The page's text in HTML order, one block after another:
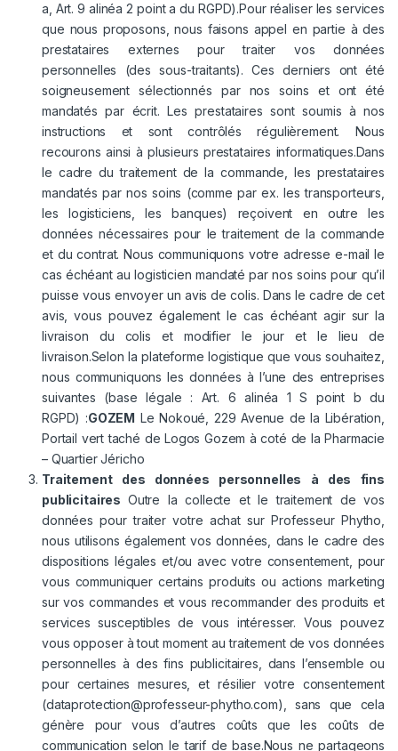
a, Art. 9 alinéa 2 point a du RGPD).Pour réaliser les services
que nous proposons, nous faisons appel en partie à des
prestataires externes pour traiter vos données
personnelles (des sous-traitants). Ces derniers ont été
soigneusement sélectionnés par nos soins et ont été
mandatés par écrit. Les prestataires sont soumis à nos
instructions et sont contrôlés régulièrement. Nous
recourons ainsi à plusieurs prestataires informatiques.Dans
le cadre du traitement de la commande, les prestataires
mandatés par nos soins (comme par ex. les transporteurs,
les logisticiens, les banques) reçoivent en outre les
données nécessaires pour le traitement de la commande
et du contrat. Nous communiquons votre adresse e-mail le
cas échéant au logisticien mandaté par nos soins pour qu’il
puisse vous envoyer un avis de colis. Dans le cadre de cet
avis, vous pouvez également le cas échéant agir sur la
livraison du colis et modifier le jour et le lieu de
livraison.Selon la plateforme logistique que vous souhaitez,
nous communiquons les données à l’une des entreprises
suivantes (base légale : Art. 6 alinéa 1 S point b du
RGPD) :GOZEM Le Nokoué, 229 Avenue de la Libération,
Portail vert taché de Logos Gozem à coté de la Pharmacie
– Quartier Jéricho
Traitement des données personnelles à des fins
publicitaires Outre la collecte et le traitement de vos
données pour traiter votre achat sur Professeur Phytho,
nous utilisons également vos données, dans le cadre des
dispositions légales et/ou avec votre consentement, pour
vous communiquer certains produits ou actions marketing
sur vos commandes et vous recommander des produits et
services susceptibles de vous intéresser. Vous pouvez
vous opposer à tout moment au traitement de vos données
personnelles à des fins publicitaires, dans l’ensemble ou
pour certaines mesures, et résilier votre consentement
(dataprotection@professeur-phytho.com), sans que cela
génère pour vous d’autres coûts que les coûts de
communication selon le tarif de base.Nous ne partageons